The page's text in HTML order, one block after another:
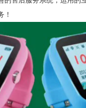
！